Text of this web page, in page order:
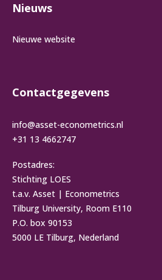
Nieuws
Nieuwe website
Contactgegevens
info@asset-econometrics.nl
+31 13 4662747
Postadres:
Stichting LOES
t.a.v. Asset | Econometrics
Tilburg University, Room E110
P.O. box 90153
5000 LE Tilburg, Nederland